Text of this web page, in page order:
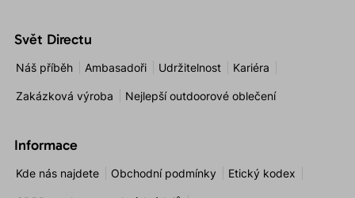
Svět Directu
Náš příběh Ambasadoři Udržitelnost Kariéra
Zakázková výroba Nejlepší outdoorové oblečení
Informace
Kde nás najdete Obchodní podmínky Etický kodex